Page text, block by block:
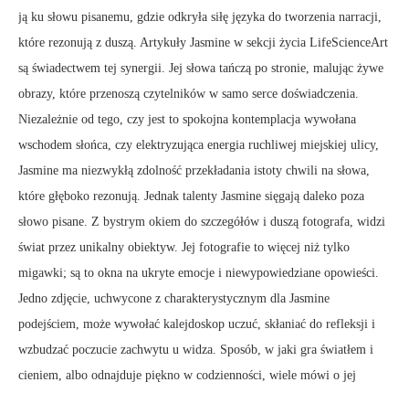
ją ku słowu pisanemu, gdzie odkryła siłę języka do tworzenia narracji,
które rezonują z duszą. Artykuły Jasmine w sekcji życia LifeScienceArt
są świadectwem tej synergii. Jej słowa tańczą po stronie, malując żywe
obrazy, które przenoszą czytelników w samo serce doświadczenia.
Niezależnie od tego, czy jest to spokojna kontemplacja wywołana
wschodem słońca, czy elektryzująca energia ruchliwej miejskiej ulicy,
Jasmine ma niezwykłą zdolność przekładania istoty chwili na słowa,
które głęboko rezonują. Jednak talenty Jasmine sięgają daleko poza
słowo pisane. Z bystrym okiem do szczegółów i duszą fotografa, widzi
świat przez unikalny obiektyw. Jej fotografie to więcej niż tylko
migawki; są to okna na ukryte emocje i niewypowiedziane opowieści.
Jedno zdjęcie, uchwycone z charakterystycznym dla Jasmine
podejściem, może wywołać kalejdoskop uczuć, skłaniać do refleksji i
wzbudzać poczucie zachwytu u widza. Sposób, w jaki gra światłem i
cieniem, albo odnajduje piękno w codzienności, wiele mówi o jej